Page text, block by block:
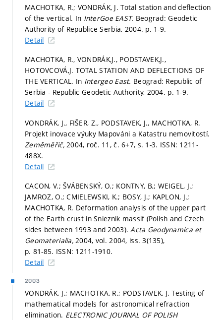
MACHOTKA, R.; VONDRÁK, J. Total station and deflection
of the vertical. In InterGoe EAST. Beograd: Geodetic
Authority of Republice Serbia, 2004. p. 1-9.
Detail
MACHOTKA, R., VONDRÁK,J., PODSTAVEK,J.,
HOTOVCOVÁ,J. TOTAL STATION AND DEFLECTIONS OF
THE VERTICAL. In Intergeo East. Beograd: Republic of
Serbia - Republic Geodetic Authority, 2004. p. 1-9.
Detail
VONDRÁK, J., FIŠER, Z., PODSTAVEK, J., MACHOTKA, R.
Projekt inovace výuky Mapováni a Katastru nemovitostí.
Zeměměřič, 2004, roč. 11, č. 6+7, s. 1-3. ISSN: 1211-
488X.
Detail
CACON, V.; ŠVÁBENSKÝ, O.; KONTNY, B.; WEIGEL, J.;
JAMROZ, O.; CMIELEWSKI, K.; BOSY, J.; KAPLON, J.;
MACHOTKA, R. Deformation analysis of the upper part
of the Earth crust in Snieznik massif (Polish and Czech
sides between 1993 and 2003).Acta Geodynamica et
Geomaterialia,2004, vol. 2004, iss. 3(135),
p. 81-85. ISSN: 1211-1910.
Detail
2003
VONDRÁK, J.; MACHOTKA, R.; PODSTAVEK, J. Testing of
mathematical models for astronomical refraction
elimination. ELECTRONIC JOURNAL OF POLISH